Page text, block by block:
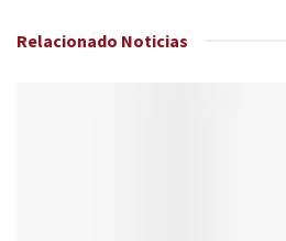
Relacionado Noticias